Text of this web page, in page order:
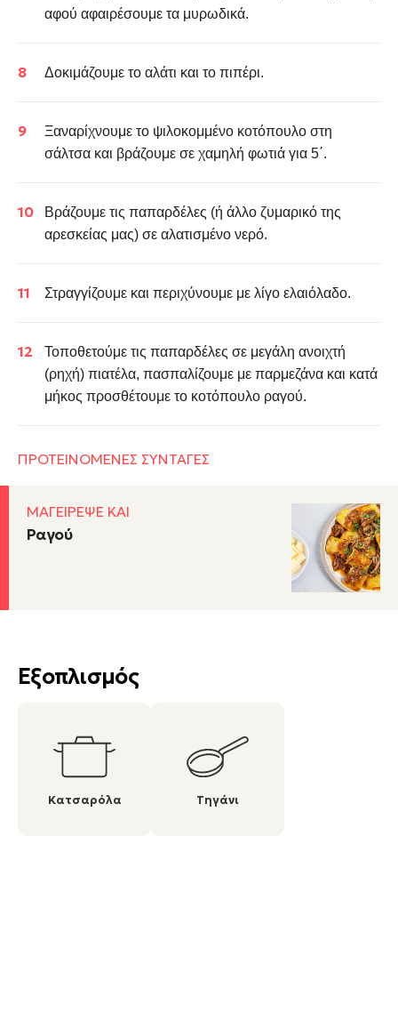
Εξοπλισμός
Κατσαρόλα Τηγάνι
αφού αφαιρέσουμε τα μυρωδικά.
Δοκιμάζουμε το αλάτι και το πιπέρι.
Ξαναρίχνουμε το ψιλοκομμένο κοτόπουλο στη
σάλτσα και βράζουμε σε χαμηλή φωτιά για 5΄.
Βράζουμε τις παπαρδέλες (ή άλλο ζυμαρικό της
αρεσκείας μας) σε αλατισμένο νερό.
Στραγγίζουμε και περιχύνουμε με λίγο ελαιόλαδο.
Τοποθετούμε τις παπαρδέλες σε μεγάλη ανοιχτή
(ρηχή) πιατέλα, πασπαλίζουμε με παρμεζάνα και κατά
μήκος προσθέτουμε το κοτόπουλο ραγού.
ΠΡΟΤΕΙΝΟΜΕΝΕΣ ΣΥΝΤΑΓΕΣ
ΜΑΓΕΙΡΕΨΕ ΚΑΙ
Ραγού